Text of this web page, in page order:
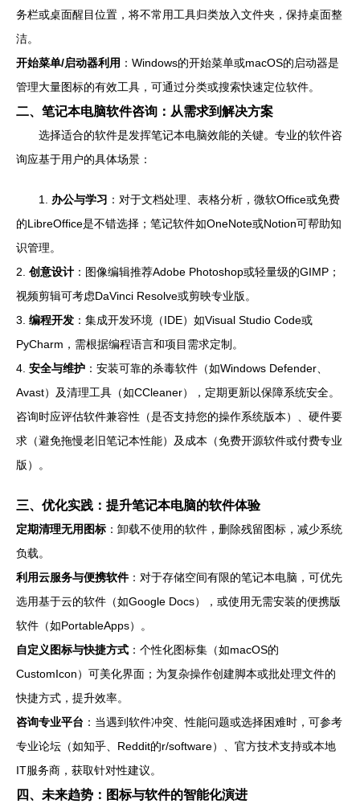
务栏或桌面醒目位置，将不常用工具归类放入文件夹，保持桌面整
洁。
开始菜单/启动器利用 ：Windows的开始菜单或macOS的启动器是
管理大量图标的有效工具，可通过分类或搜索快速定位软件。
二、笔记本电脑软件咨询：从需求到解决方案
选择适合的软件是发挥笔记本电脑效能的关键。专业的软件咨
询应基于用户的具体场景：
1. 办公与学习 ：对于文档处理、表格分析，微软Office或免费
的LibreOffice是不错选择；笔记软件如OneNote或Notion可帮助知
识管理。
2. 创意设计 ：图像编辑推荐Adobe Photoshop或轻量级的GIMP；
视频剪辑可考虑DaVinci Resolve或剪映专业版。
3. 编程开发 ：集成开发环境（IDE）如Visual Studio Code或
PyCharm，需根据编程语言和项目需求定制。
4. 安全与维护 ：安装可靠的杀毒软件（如Windows Defender、
Avast）及清理工具（如CCleaner），定期更新以保障系统安全。
咨询时应评估软件兼容性（是否支持您的操作系统版本）、硬件要
求（避免拖慢老旧笔记本性能）及成本（免费开源软件或付费专业
版）。
三、优化实践：提升笔记本电脑的软件体验
定期清理无用图标 ：卸载不使用的软件，删除残留图标，减少系统
负载。
利用云服务与便携软件：对于存储空间有限的笔记本电脑，可优先
选用基于云的软件（如Google Docs），或使用无需安装的便携版
软件（如PortableApps）。
自定义图标与快捷方式 ：个性化图标集（如macOS的
CustomIcon）可美化界面；为复杂操作创建脚本或批处理文件的
快捷方式，提升效率。
咨询专业平台 ：当遇到软件冲突、性能问题或选择困难时，可参考
专业论坛（如知乎、Reddit的r/software）、官方技术支持或本地
IT服务商，获取针对性建议。
四、未来趋势：图标与软件的智能化演进